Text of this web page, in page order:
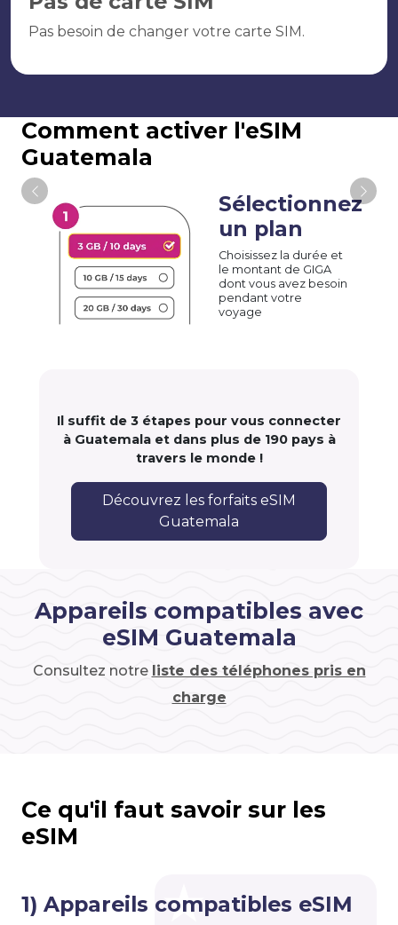
Pas besoin de changer votre carte SIM.
Comment activer l'eSIM
Guatemala
Sélectionnez
un plan
Choisissez la durée et
le montant de GIGA
dont vous avez besoin
pendant votre
voyage
Il suffit de 3 étapes pour vous connecter
à Guatemala et dans plus de 190 pays à
travers le monde !
Découvrez les forfaits eSIM
Guatemala
Appareils compatibles avec
eSIM Guatemala
Consultez notre liste des téléphones pris en
charge
Ce qu'il faut savoir sur les
eSIM
1) Appareils compatibles eSIM